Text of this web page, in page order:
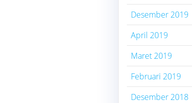
Desember 2019
April 2019
Maret 2019
Februari 2019
Desember 2018